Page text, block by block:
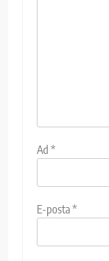
Ad *
E-posta*